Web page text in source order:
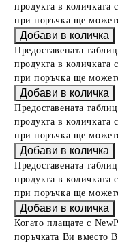
продукта в количката
при поръчка ще
Предоставената
продукта в количката
при поръчка ще
Предоставената
продукта в количката
при поръчка ще
Предоставената
продукта в количката
при поръчка ще
Когато плащате с
поръчката Ви вместо